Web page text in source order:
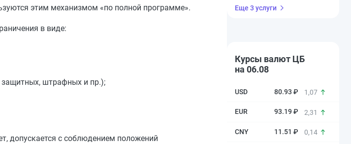
этим механизмом «по полной программе».
в виде:
штрафных и пр.);
допускается с соблюдением положений
Еще 3 услуги
Курсы валют ЦБ
на 06.08
80.93 ₽ 1,07
93.19 ₽ 2,31
11.51 ₽ 0,14